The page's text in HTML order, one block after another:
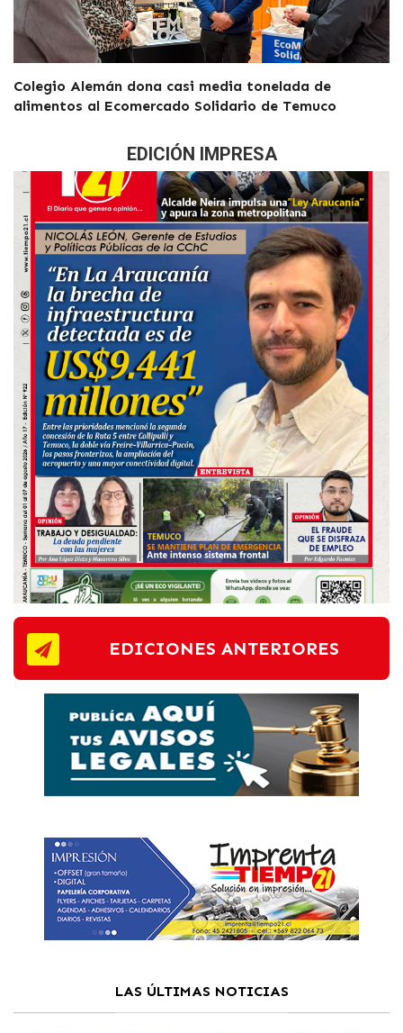
Colegio Alemán dona casi media tonelada de
alimentos al Ecomercado Solidario de Temuco
EDICIÓN IMPRESA
EDICIONES ANTERIORES
LAS ÚLTIMAS NOTICIAS